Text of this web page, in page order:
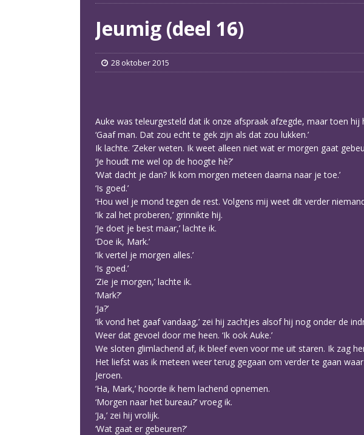
Jeumig (deel 16)
28 oktober 2015
Auke was teleurgesteld dat ik onze afspraak afzegde, maar toen
‘Gaaf man. Dat zou echt te gek zijn als dat zou lukken.’
Ik lachte. ‘Zeker weten. Ik weet alleen niet wat er morgen gaat
‘Je houdt me wel op de hoogte hè?’
‘Wat dacht je dan? Ik kom morgen meteen daarna naar je toe.’
‘Is goed.’
‘Hou wel je mond tegen de rest. Volgens mij weet dit verder
‘Ik zal het proberen,’ grinnikte hij.
‘Je doet je best maar,’ lachte ik.
‘Doe ik, Mark.’
‘Ik vertel je morgen alles.’
‘Is goed.’
‘Zie je morgen,’ lachte ik.
‘Mark?’
‘Ja?’
‘Ik vond het gaaf vandaag,’ zei hij zachtjes alsof hij nog onder de
Weer dat gevoel door me heen. ‘Ik ook Auke.’
We sloten glimlachend af, ik bleef even voor me uit staren. Ik zag
Het liefst was ik meteen weer terug gegaan om verder te gaan
Jeroen.
‘Ha, Mark,’ hoorde ik hem lachend opnemen.
‘Morgen naar het bureau?’ vroeg ik.
‘Ja,’ zei hij vrolijk.
‘Wat gaat er gebeuren?’